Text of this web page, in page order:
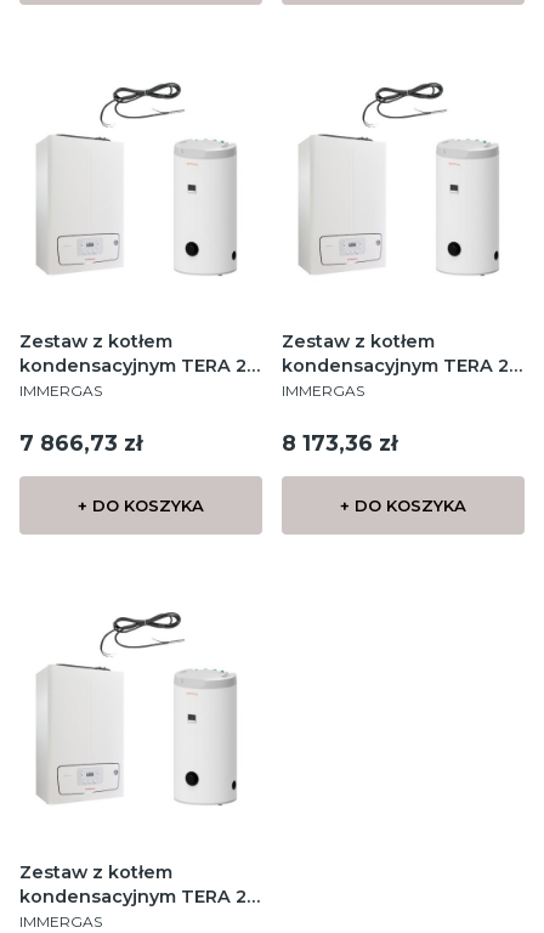
Zestaw z kotłem
kondensacyjnym TERA 24
Standard 100
PRODUCENT
IMMERGAS
Cena
7 866,73 zł
+ DO KOSZYKA
Zestaw z kotłem
kondensacyjnym TERA 24
Standard 125
PRODUCENT
IMMERGAS
Cena
8 173,36 zł
+ DO KOSZYKA
Zestaw z kotłem
kondensacyjnym TERA 24
Standard 160
PRODUCENT
IMMERGAS